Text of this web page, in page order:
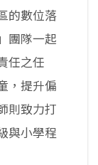
的數位落
團隊一起
任之任
，提升偏
則致力打
與小學程